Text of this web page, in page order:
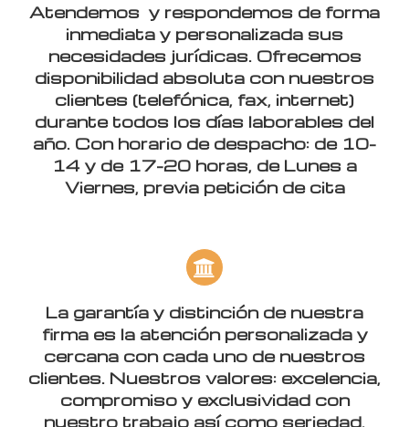
Atendemos y respondemos de forma
inmediata y personalizada sus
necesidades jurídicas. Ofrecemos
disponibilidad absoluta con nuestros
clientes (telefónica, fax, internet)
durante todos los días laborables del
año. Con horario de despacho: de 10-
14 y de 17-20 horas, de Lunes a
Viernes, previa petición de cita
La garantía y distinción de nuestra
firma es la atención personalizada y
cercana con cada uno de nuestros
clientes. Nuestros valores: excelencia,
compromiso y exclusividad con
nuestro trabajo así como seriedad,